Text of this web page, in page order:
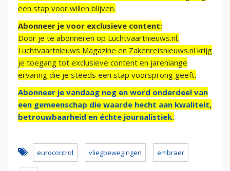
een stap voor willen blijven.
Abonneer je voor exclusieve content:
Door je te abonneren op Luchtvaartnieuws.nl,
Luchtvaartnieuws Magazine en Zakenreisnieuws.nl krijg
je toegang tot exclusieve content en jarenlange
ervaring die je steeds een stap voorsprong geeft.
Abonneer je vandaag nog en word onderdeel van
een gemeenschap die waarde hecht aan kwaliteit,
betrouwbaarheid en échte journalistiek.
eurocontrol vliegbewegingen embraer